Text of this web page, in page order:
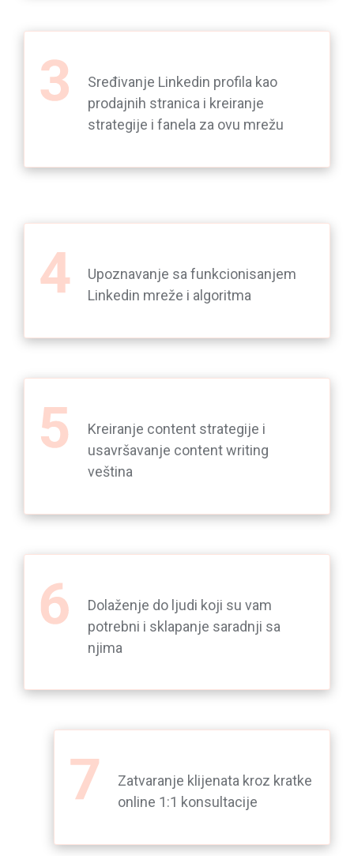
Sređivanje Linkedin profila kao
prodajnih stranica i kreiranje
strategije i fanela za ovu mrežu
Upoznavanje sa funkcionisanjem
Linkedin mreže i algoritma
Kreiranje content strategije i
usavršavanje content writing
veština
Dolaženje do ljudi koji su vam
potrebni i sklapanje saradnji sa
njima
Zatvaranje klijenata kroz kratke
online 1:1 konsultacije